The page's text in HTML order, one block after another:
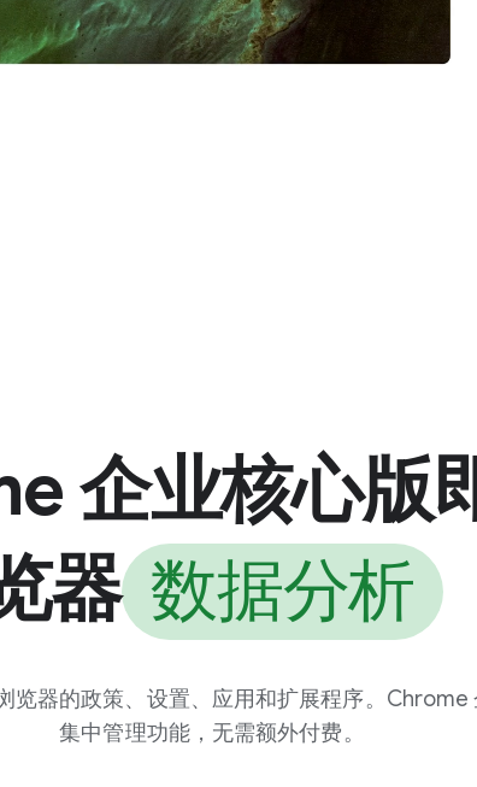
企业核心版
器 数据分析
览器的政策、设置、应用和扩展程序。
集中管理功能，无需额外付费。